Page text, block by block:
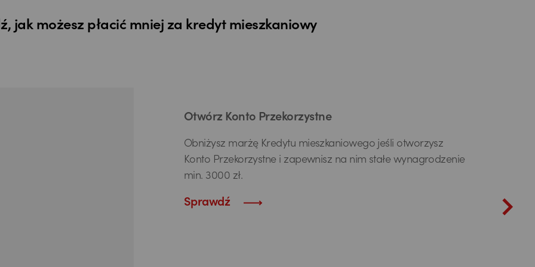
jak możesz płacić mniej za kredyt mieszkaniowy
Otwórz Konto Przekorzystne
Obniżysz marżę Kredytu mieszkaniowego jeśli otworzysz
Konto Przekorzystne i zapewnisz na nim stałe wynagrodzenie
min. 3000 zł.
Sprawdź